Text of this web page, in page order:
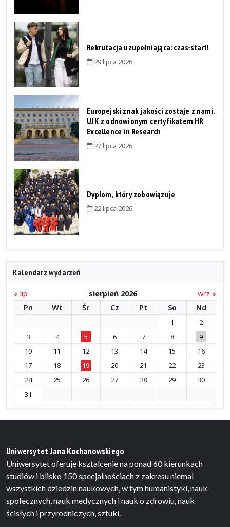
Rekrutacja uzupełniająca: czas-start!
29 lipca 2026
Europejski znak jakości zostaje z nami.
UJK z odnowionym certyfikatem HR
Excellence in Research
27 lipca 2026
Dyplom, który zobowiązuje
22 lipca 2026
Kalendarz wydarzeń
« lip sierpień 2026
wrz »
Pn
Wt Śr Cz Pt So Nd
1
2
3
4 5 6 7 8
9
10
11 12 13 14 15
16
17
18 19 20 21 22
23
24
25 26 27 28 29
30
31
Uniwersytet Jana Kochanowskiego
Uniwersytet oferuje ksztalcenie na ponad 60 kierunkach
studiów i blisko 150 specjalnościach z zakresu niemal
wszystkich dziedzin naukowych, w tym humanistyki, nauk
społecznych, nauk medycznych i nauk o zdrowiu, nauk
ścisłych i przyrodniczych, sztuki.